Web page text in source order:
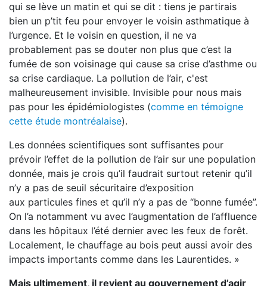
qui se lève un matin et qui se dit : tiens je partirais
bien un p’tit feu pour envoyer le voisin asthmatique à
l’urgence. Et le voisin en question, il ne va
probablement pas se douter non plus que c’est la
fumée de son voisinage qui cause sa crise d’asthme ou
sa crise cardiaque. La pollution de l’air, c'est
malheureusement invisible. Invisible pour nous mais
pas pour les épidémiologistes (comme en témoigne
cette étude montréalaise).
Les données scientifiques sont suffisantes pour
prévoir l’effet de la pollution de l’air sur une population
donnée, mais je crois qu’il faudrait surtout retenir qu’il
n’y a pas de seuil sécuritaire d’exposition
aux particules fines et qu’il n’y a pas de “bonne fumée”.
On l’a notamment vu avec l’augmentation de l’affluence
dans les hôpitaux l’été dernier avec les feux de forêt.
Localement, le chauffage au bois peut aussi avoir des
impacts importants comme dans les Laurentides. »
Mais ultimement, il revient au gouvernement d’agir